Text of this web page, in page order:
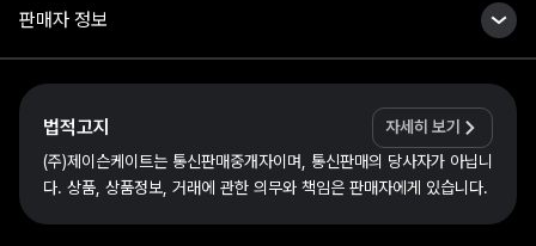
판매자 정보
법적고지
자세히 보기
(주)제이슨케이트는 통신판매중개자이며, 통신판매의 당사자가 아닙니
다. 상품, 상품정보, 거래에 관한 의무와 책임은 판매자에게 있습니다.